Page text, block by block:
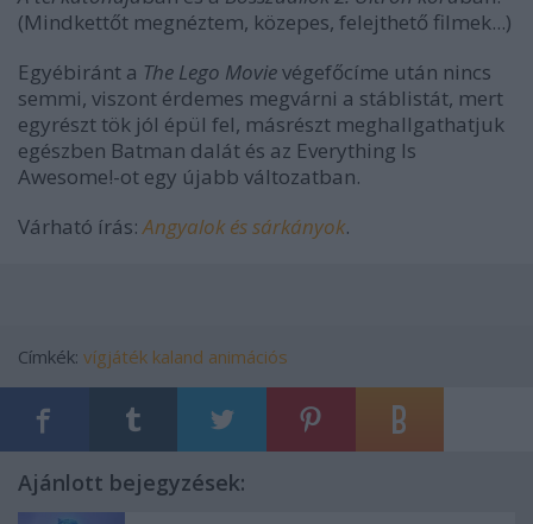
(Mindkettőt megnéztem, közepes, felejthető filmek...)
Egyébiránt a The Lego Movievégefőcíme után nincs
semmi, viszont érdemes megvárni a stáblistát, mert
egyrészt tök jól épül fel, másrészt meghallgathatjuk
egészben Batman dalát és az Everything Is
Awesome!-ot egy újabb változatban.
Várható írás: Angyalok és sárkányok.
Címkék: vígjáték kaland animációs
Ajánlott bejegyzések: